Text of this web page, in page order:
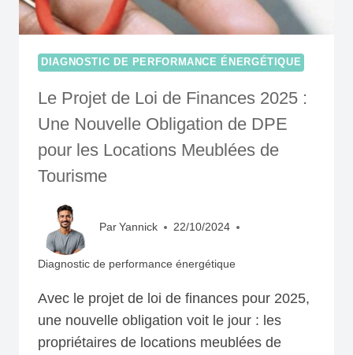
DIAGNOSTIC DE PERFORMANCE ÉNERGÉTIQUE
Le Projet de Loi de Finances 2025 :
Une Nouvelle Obligation de DPE
pour les Locations Meublées de
Tourisme
ParYannick 22/10/2024
Diagnostic de performance énergétique
Avec le projet de loi de finances pour 2025,
une nouvelle obligation voit le jour : les
propriétaires de locations meublées de